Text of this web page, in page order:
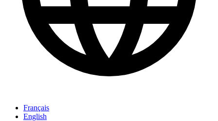
Français
English